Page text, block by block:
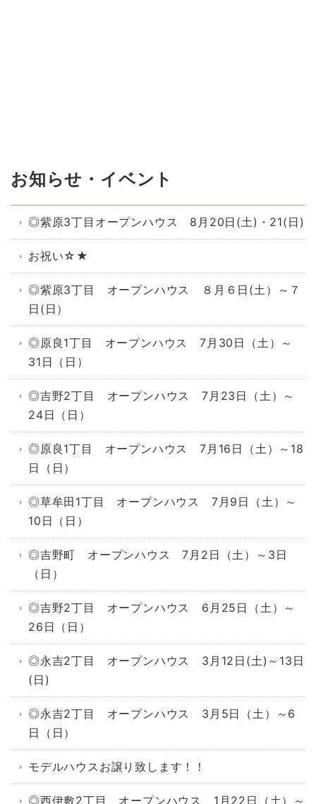
お知らせ・イベント
◎紫原3丁目オープンハウス 8月20日(土)・21(日)
お祝い☆★
◎紫原3丁目 オープンハウス ８月６日(土）～７
日(日）
◎原良1丁目 オープンハウス 7月30日（土）～
31日（日）
◎吉野2丁目 オープンハウス 7月23日（土）～
24日（日）
◎原良1丁目 オープンハウス 7月16日（土）～18
日（日）
◎草牟田1丁目 オープンハウス 7月9日（土）～
10日（日）
◎吉野町 オープンハウス 7月2日（土）～3日
（日）
◎吉野2丁目 オープンハウス 6月25日（土）～
26日（日）
◎永吉2丁目 オープンハウス 3月12日(土)～13日
(日)
◎永吉2丁目 オープンハウス 3月5日（土）～6
日（日）
モデルハウスお譲り致します！！
◎西伊敷2丁目 オープンハウス 1月22日（土）～